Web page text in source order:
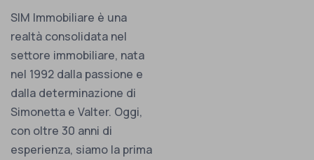
SIM Immobiliare è una
realtà consolidata nel
settore immobiliare, nata
nel 1992 dalla passione e
dalla determinazione di
Simonetta e Valter. Oggi,
con oltre 30 anni di
esperienza, siamo la prima